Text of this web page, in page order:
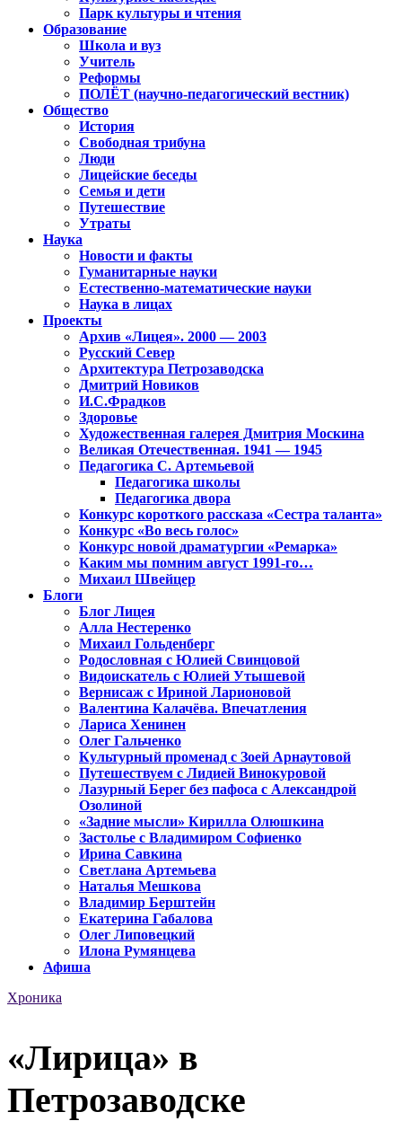
Парк культуры и чтения
Образование
Школа и вуз
Учитель
Реформы
ПОЛЁТ (научно-педагогический вестник)
Общество
История
Свободная трибуна
Люди
Лицейские беседы
Семья и дети
Путешествие
Утраты
Наука
Новости и факты
Гуманитарные науки
Естественно-математические науки
Наука в лицах
Проекты
Архив «Лицея». 2000 — 2003
Русский Север
Архитектура Петрозаводска
Дмитрий Новиков
И.С.Фрадков
Здоровье
Художественная галерея Дмитрия Москина
Великая Отечественная. 1941 — 1945
Педагогика С. Артемьевой
Педагогика школы
Педагогика двора
Конкурс короткого рассказа «Сестра таланта»
Конкурс «Во весь голос»
Конкурс новой драматургии «Ремарка»
Каким мы помним август 1991-го…
Михаил Швейцер
Блоги
Блог Лицея
Алла Нестеренко
Михаил Гольденберг
Родословная с Юлией Свинцовой
Видоискатель с Юлией Утышевой
Вернисаж с Ириной Ларионовой
Валентина Калачёва. Впечатления
Лариса Хенинен
Олег Гальченко
Культурный променад с Зоей Арнаутовой
Путешествуем с Лидией Винокуровой
Лазурный Берег без пафоса с Александрой
Озолиной
«Задние мысли» Кирилла Олюшкина
Застолье с Владимиром Софиенко
Ирина Савкина
Светлана Артемьева
Наталья Мешкова
Владимир Берштейн
Екатерина Габалова
Олег Липовецкий
Илона Румянцева
Афиша
Хроника
«Лирица» в
Петрозаводске